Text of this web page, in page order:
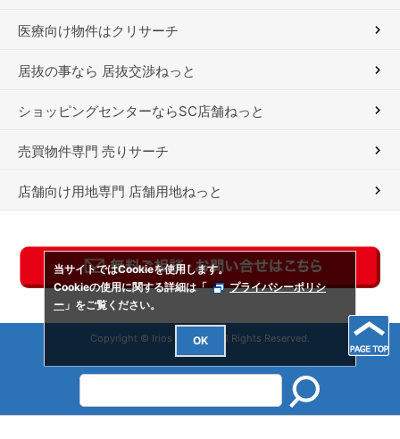
医療向け物件はクリサーチ
居抜の事なら 居抜交渉ねっと
ショッピングセンターならSC店舗ねっと
売買物件専門 売りサーチ
店舗向け用地専門 店舗用地ねっと
Copyright © Irios Co., Ltd. All Rights Reserved.
当サイトではCookieを使用します。
Cookieの使用に関する詳細は「
プライバシーポリシ
ー 」をご覧ください。
OK